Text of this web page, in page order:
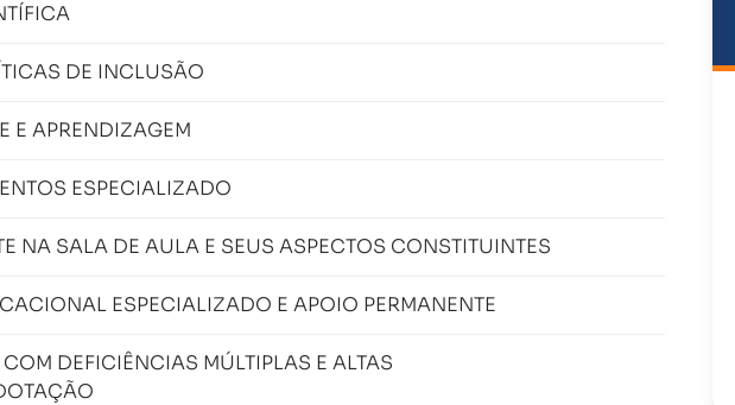
DE INCLUSÃO
E APRENDIZAGEM
ESPECIALIZADO
NA SALA DE AULA E SEUS ASPECTOS CONSTITUINTES
ESPECIALIZADO E APOIO PERMANENTE
DEFICIÊNCIAS MÚLTIPLAS E ALTAS